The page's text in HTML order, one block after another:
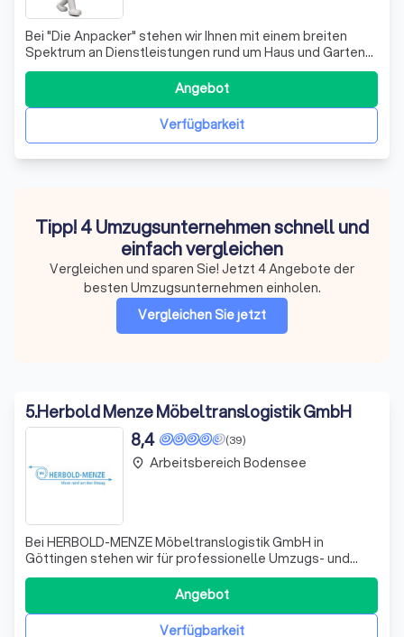
Bei "Die Anpacker" stehen wir Ihnen mit einem breiten
Spektrum an Dienstleistungen rund um Haus und Garten
zur Seite. Ob Sie Unterstützung bei Umzügen,
Entrümpelungen oder der Gartenpflege benötigen –
unser erfahrenes Team setzt sich mit Fachwissen und
Sorgfalt für Ihre Anliegen ein. Wir sind in der
Verfügbarkeit
Angebot
Tipp! 4 Umzugsunternehmen schnell und
einfach vergleichen
Vergleichen und sparen Sie! Jetzt 4 Angebote der
besten Umzugsunternehmen einholen.
Vergleichen Sie jetzt
5.Herbold Menze Möbeltranslogistik GmbH
(39)
8,4
Bei HERBOLD-MENZE Möbeltranslogistik GmbH in
Göttingen stehen wir für professionelle Umzugs- und
Logistikdienstleistungen, die sowohl für private als auch
für gewerbliche Kunden maßgeschneidert sind. Unser
Traditionsunternehmen bringt jahrzehntelange Erfahrung
mit, um Ihren Umzug deutschlandweit und
Verfügbarkeit
Angebot
place Arbeitsbereich Bodensee